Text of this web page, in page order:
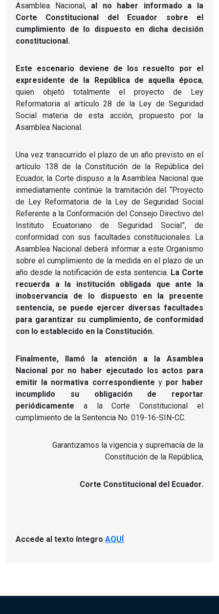
Asamblea Nacional, al no haber informado a la
Corte Constitucional del Ecuador sobre el
cumplimiento de lo dispuesto en dicha decisión
constitucional.
Este escenario deviene de los resuelto por el
expresidente de la República de aquella época,
quien objetó totalmente el proyecto de Ley
Reformatoria al artículo 28 de la Ley de Seguridad
Social materia de esta acción, propuesto por la
Asamblea Nacional.
Una vez transcurrido el plazo de un año previsto en el
artículo 138 de la Constitución de la República del
Ecuador, la Corte dispuso a la Asamblea Nacional que
inmediatamente continúe la tramitación del “Proyecto
de Ley Reformatoria de la Ley de Seguridad Social
Referente a la Conformación del Consejo Directivo del
Instituto Ecuatoriano de Seguridad Social”, de
conformidad con sus facultades constitucionales. La
Asamblea Nacional deberá informar a este Organismo
sobre el cumplimiento de la medida en el plazo de un
año desde la notificación de esta sentencia. La Corte
recuerda a la institución obligada que ante la
inobservancia de lo dispuesto en la presente
sentencia, se puede ejercer diversas facultades
para garantizar su cumplimiento, de conformidad
con lo establecido en la Constitución.
Finalmente, llamó la atención a la Asamblea
Nacional por no haber ejecutado los actos para
emitir la normativa correspondiente y por haber
incumplido su obligación de reportar
periódicamente a la Corte Constitucional el
cumplimiento de la Sentencia No. 019-16-SIN-CC.
Garantizamos la vigencia y supremacía de la
Constitución de la República,
Corte Constitucional del Ecuador.
Accede al texto íntegro AQUÍ